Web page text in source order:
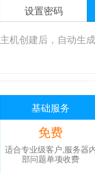
设置密码
主机创建后，自动生
基础服务
免费
适合专业级客户,服务器
部问题单项收费